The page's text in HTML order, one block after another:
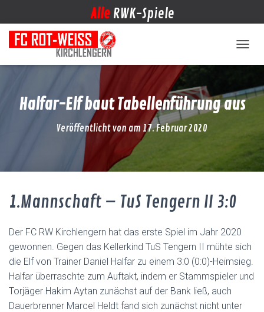
Alle RWK-Spiele
Halfar-Elf baut Tabellenführung aus
Veröffentlicht von am 17. Februar 2020
1.Mannschaft – TuS Tengern II 3:0
Der FC RW Kirchlengern hat das erste Spiel im Jahr 2020
gewonnen. Gegen das Kellerkind TuS Tengern II mühte sich
die Elf von Trainer Daniel Halfar zu einem 3:0 (0:0)-Heimsieg.
Halfar überraschte zum Auftakt, indem er Stammspieler und
Torjäger Hakim Aytan zunächst auf der Bank ließ, auch
Dauerbrenner Marcel Heldt fand sich zunächst nicht unter